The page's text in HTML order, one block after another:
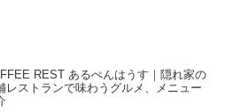
REST あるぺんはうす｜隠れ家の
レストランで味わうグルメ、メニュー